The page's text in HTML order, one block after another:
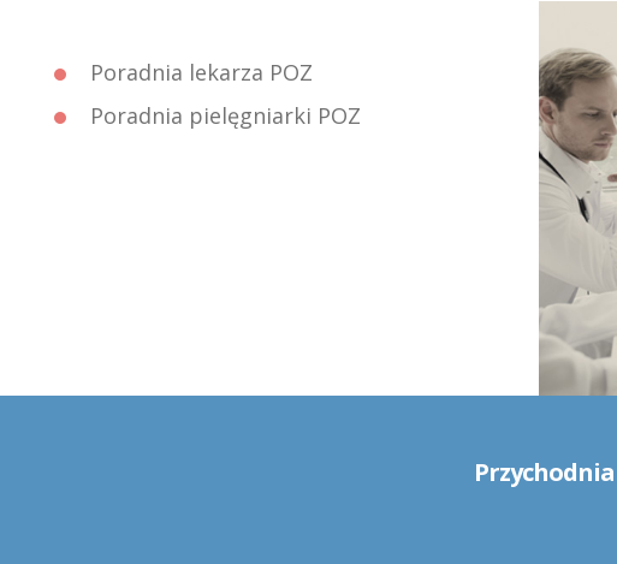
Poradnia lekarza POZ
Poradnia pielęgniarki POZ